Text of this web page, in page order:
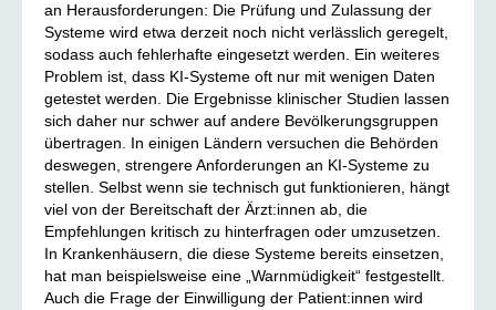
an Herausforderungen: Die Prüfung und Zulassung der
Systeme wird etwa derzeit noch nicht verlässlich geregelt,
sodass auch fehlerhafte eingesetzt werden. Ein weiteres
Problem ist, dass KI-Systeme oft nur mit wenigen Daten
getestet werden. Die Ergebnisse klinischer Studien lassen
sich daher nur schwer auf andere Bevölkerungsgruppen
übertragen. In einigen Ländern versuchen die Behörden
deswegen, strengere Anforderungen an KI-Systeme zu
stellen. Selbst wenn sie technisch gut funktionieren, hängt
viel von der Bereitschaft der Ärzt:innen ab, die
Empfehlungen kritisch zu hinterfragen oder umzusetzen.
In Krankenhäusern, die diese Systeme bereits einsetzen,
hat man beispielsweise eine „Warnmüdigkeit“ festgestellt.
Auch die Frage der Einwilligung der Patient:innen wird